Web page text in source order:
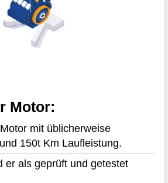
Motor:
mit üblicherweise
150t Km Laufleistung.
er als geprüft und getestet